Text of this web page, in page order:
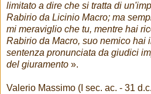
limitato a dire che si tratta di
Rabirio da Licinio Macro; ma
mi meraviglio che tu, mentre hai
Rabirio da Macro, suo nemico hai
sentenza pronunciata da giudici
del giuramento ».
Valerio Massimo (I sec. ac. - 31